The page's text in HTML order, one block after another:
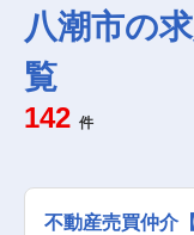
八潮市の
覧
142 件
不動産売買仲介